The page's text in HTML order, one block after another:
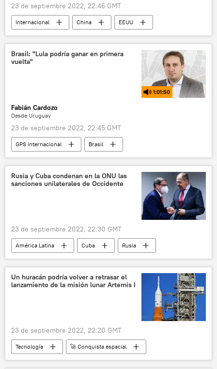
23 de septiembre 2022, 22:46 GMT
Internacional China
EEUU
Wang Yi
Xi Jinping
Taiwán
📰 Tensiones en torno a Taiwán
Brasil: "Lula podría ganar en primera
vuelta"
1:01:50
Fabián Cardozo
Desde Uruguay
23 de septiembre 2022, 22:45 GMT
GPS internacional
Brasil
Elecciones generales en Brasil (2022)
Jair Bolsonaro
Luiz Inacio Lula da Silva
México
📰 Consecuencias económicas de las sanciones occidentales contra Rusia
Rusia y Cuba condenan en la ONU las
sanciones unilaterales de Occidente
23 de septiembre 2022, 22:30 GMT
América Latina Cuba
Rusia
Bruno Rodríguez
Serguéi Lavrov
Asamblea General de la ONU
📰 Consecuencias económicas de las sanciones occidentales contra Rusia
Un huracán podría volver a retrasar el
lanzamiento de la misión lunar Artemis I
23 de septiembre 2022, 22:20 GMT
Tecnología
🚀 Conquista espacial
la Luna
programa lunar Artemis